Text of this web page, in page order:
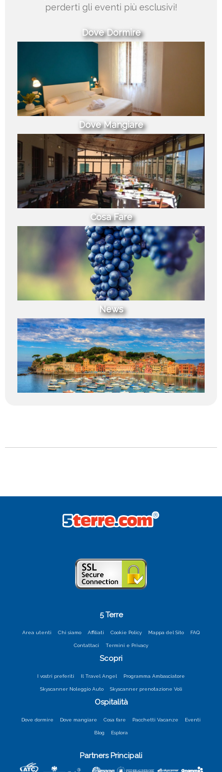
perderti gli eventi più esclusivi!
Dove Dormire
Dove Mangiare
Cosa Fare
News
5 Terre
Area utenti Chi siamo Affiliati Cookie Policy Mappa del Sito FAQ
Contattaci Termini e Privacy
Scopri
I vostri preferiti Il Travel Angel Programma Ambasciatore
Skyscanner Noleggio Auto Skyscanner prenotazione Voli
Ospitalità
Dove dormire Dove mangiare Cosa fare Pacchetti Vacanze Eventi
Blog Esplora
Partners Principali